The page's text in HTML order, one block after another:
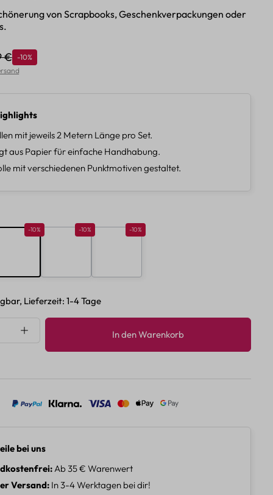
von Scrapbooks, Geschenkverpackungen oder
Preis:
€ Rabatt
-10%
mit jeweils 2 Metern Länge pro Set.
aus Papier für einfache Handhabung.
mit verschiedenen Punktmotiven gestaltet.
Rabatt 10%
-10% Rabatt 10%
-10% Rabatt 10%
-10%
Lieferzeit: 1-4 Tage
Gib den gewünschten Wert ein
In den Warenkorb
bei uns
Ab 35 € Warenwert
Versand In 3-4 Werktagen bei dir!